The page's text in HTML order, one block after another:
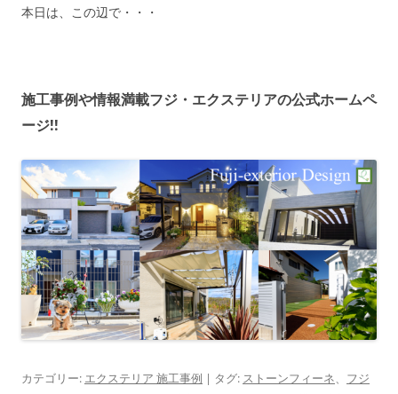
本日は、この辺で・・・
施工事例や情報満載フジ・エクステリアの公式ホームペ
ージ!!
カテゴリー: エクステリア 施工事例 | タグ: ストーンフィーネ、 フジ